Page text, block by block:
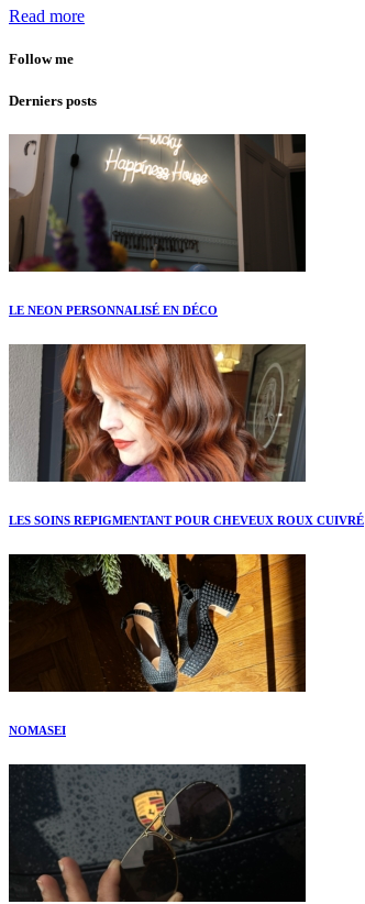
Read more
Follow me
Derniers posts
LE NEON PERSONNALISÉ EN DÉCO
LES SOINS REPIGMENTANT POUR CHEVEUX ROUX CUIVRÉ
NOMASEI